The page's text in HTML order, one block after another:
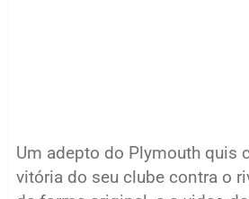
Um adepto do Plymouth quis
vitória do seu clube contra o